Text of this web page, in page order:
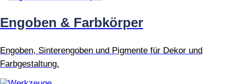
Engoben & Farbkörper
Engoben, Sinterengoben und Pigmente für Dekor und
Farbgestaltung.